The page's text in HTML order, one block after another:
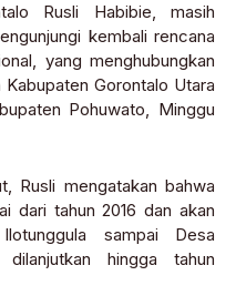
Rusli Habibie, masih
kembali rencana
yang menghubungkan
Gorontalo Utara
Pohuwato, Minggu
Rusli mengatakan bahwa
dari tahun 2016 dan akan
sampai Desa
hingga tahun